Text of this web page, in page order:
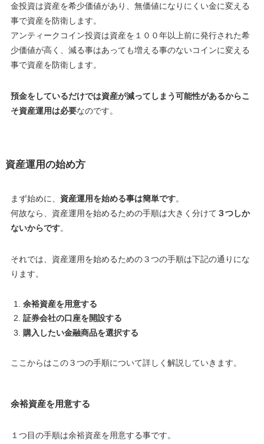
金投資は資産を希少価値があり、無価値になりにくい金に変える
事で資産を防衛します。
アンティークコイン投資は資産を１００年以上前に発行された希
少価値が高く、減る事はあっても増える事のないコインに変える
事で資産を防衛します。
預金をしているだけでは資産が減ってしまう可能性があるからこ
そ資産運用は必要なのです。
資産運用の始め方
まず始めに、 資産運用を始める事は簡単です。
何故なら、資産運用を始めるための手順は大きく分けて ３つしか
ないからです。
それでは、資産運用を始めるための３つの手順は下記の通りにな
ります。
余裕資産を用意する
証券会社の口座を開設する
購入したい金融商品を選択する
ここからはこの３つの手順について詳しく解説していきます。
余裕資産を用意する
１つ目の手順は余裕資産を用意する事です。